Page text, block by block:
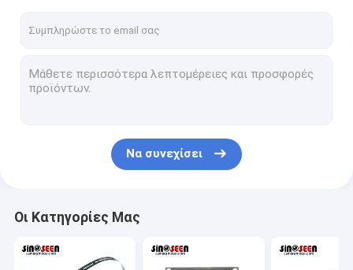
Προϊόντα
Βίντεο
Να συνεχίσει
Οι Κατηγορίες Μας